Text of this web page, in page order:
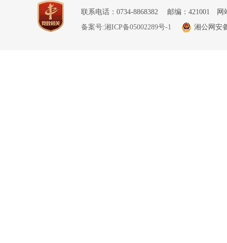
联系电话：0734-8868382 邮编：421001 网
备案号:湘ICP备05002289号-1
湘公网安